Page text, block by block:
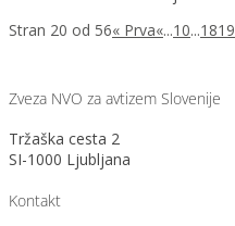
Stran 20 od 56« Prva«...10...1819
Zveza NVO za avtizem Slovenije
Tržaška cesta 2
SI-1000 Ljubljana
Kontakt